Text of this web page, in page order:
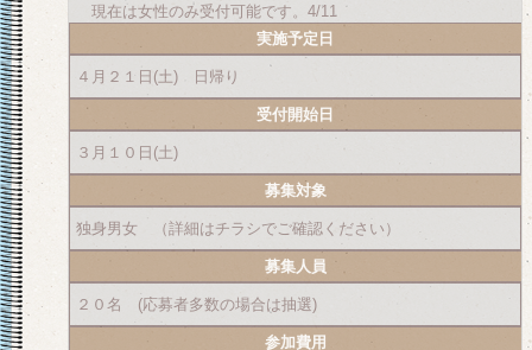
現在は女性のみ受付可能です。4/11
実施予定日
４月２１日(土) 日帰り
受付開始日
３月１０日(土)
募集対象
独身男女 （詳細はチラシでご確認ください）
募集人員
２０名 (応募者多数の場合は抽選)
参加費用